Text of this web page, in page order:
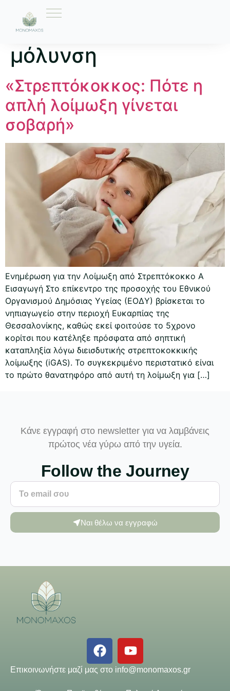
Ετικέτα:
μόλυνση
«Στρεπτόκοκκος: Πότε η
απλή λοίμωξη γίνεται
σοβαρή»
Ενημέρωση για την Λοίμωξη από Στρεπτόκοκκο Α
Εισαγωγή Στο επίκεντρο της προσοχής του Εθνικού
Οργανισμού Δημόσιας Υγείας (ΕΟΔΥ) βρίσκεται το
νηπιαγωγείο στην περιοχή Ευκαρπίας της
Θεσσαλονίκης, καθώς εκεί φοιτούσε το 5χρονο
κορίτσι που κατέληξε πρόσφατα από σηπτική
καταπληξία λόγω διεισδυτικής στρεπτοκοκκικής
λοίμωξης (iGAS). Το συγκεκριμένο περιστατικό είναι
το πρώτο θανατηφόρο από αυτή τη λοίμωξη για […]
Κάνε εγγραφή στο newsletter για να λαμβάνεις
πρώτος νέα γύρω από την υγεία.
Follow the Journey
Ναι θέλω να εγγραφώ
Επικοινωνήστε μαζί μας στο info@monomaxos.gr